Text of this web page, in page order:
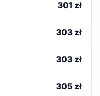
301 zł
303 zł
303 zł
305 zł